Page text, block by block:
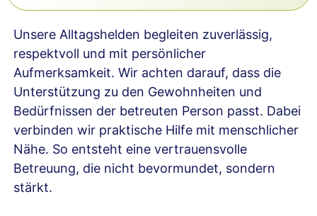
Unsere Alltagshelden begleiten zuverlässig,
respektvoll und mit persönlicher
Aufmerksamkeit. Wir achten darauf, dass die
Unterstützung zu den Gewohnheiten und
Bedürfnissen der betreuten Person passt. Dabei
verbinden wir praktische Hilfe mit menschlicher
Nähe. So entsteht eine vertrauensvolle
Betreuung, die nicht bevormundet, sondern
stärkt.